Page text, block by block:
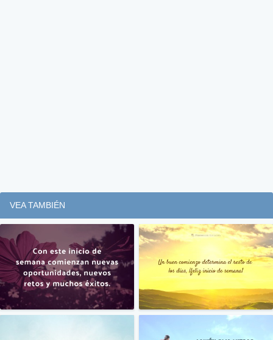
VEA TAMBIÉN